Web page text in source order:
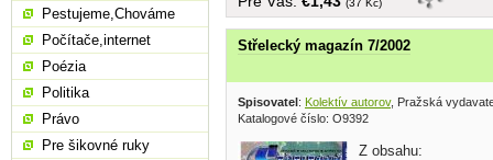
(37 Kč)
Střelecký magazín 7/2002
Spisovatel: Kolektív autorov, Pražská
Katalogové číslo: O9392
Z obsahu:
Pestujeme,Chováme
Počítače,internet
Poézia
Politika
Právo
Pre šikovné ruky